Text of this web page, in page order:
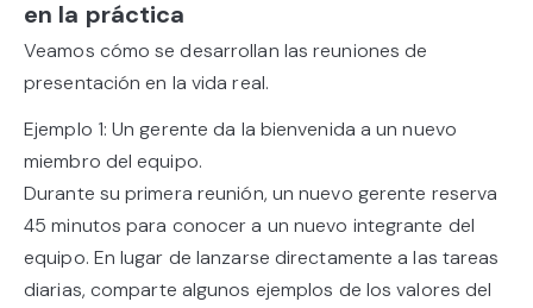
en la práctica
Veamos cómo se desarrollan las reuniones de
presentación en la vida real.
Ejemplo 1: Un gerente da la bienvenida a un nuevo
miembro del equipo.
Durante su primera reunión, un nuevo gerente reserva
45 minutos para conocer a un nuevo integrante del
equipo. En lugar de lanzarse directamente a las tareas
diarias, comparte algunos ejemplos de los valores del